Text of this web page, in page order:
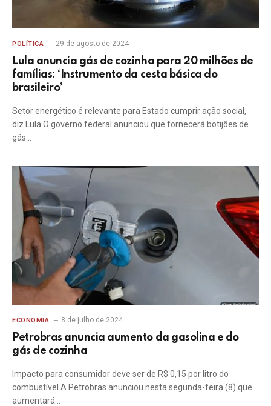
POLÍTICA 29 de agosto de 2024
Lula anuncia gás de cozinha para 20 milhões de
famílias: ‘Instrumento da cesta básica do
brasileiro’
Setor energético é relevante para Estado cumprir ação social,
diz Lula O governo federal anunciou que fornecerá botijões de
gás…
ECONOMIA 8 de julho de 2024
Petrobras anuncia aumento da gasolina e do
gás de cozinha
Impacto para consumidor deve ser de R$ 0,15 por litro do
combustível A Petrobras anunciou nesta segunda-feira (8) que
aumentará…